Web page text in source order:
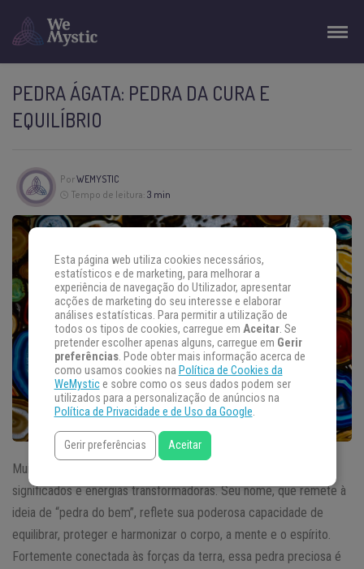
PEDRA ÁGATA: PEDRA DA CURA E
EQUILÍBRIO
PorWEMYSTIC
Tempo de leitura: 3 min
Muito mais do que uma bela joia, a
significados e energias transformadoras. Seu nome, que remete à
ideia de “pedra do bem”, reflete sua poderosa capacidade de
equilibrar, proteger e harmonizar o corpo, a mente e o espírito.
Fortemente conectada às forças da terra, essa pedra preciosa é
Esta página web utiliza cookies necessários,
estatísticos e de marketing, para melhorar a
experiência de navegação do Utilizador, apresentar
acções de marketing do seu interesse e elaborar
análises estatísticas. Para permitir a utilização de
todos os tipos de cookies, carregue em Aceitar. Se
pretender escolher apenas alguns, carregue em Gerir
preferências. Pode obter mais informação acerca de
como usamos cookies na Política de Cookies da
WeMystice sobre como os seus dados podem ser
utilizados para a personalização de anúncios na
Política de Privacidade e de Uso da Google.
Gerir preferências Aceitar